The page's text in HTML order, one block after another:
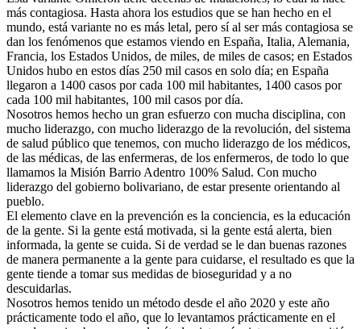
más contagiosa. Hasta ahora los estudios que se han hecho en el
mundo, está variante no es más letal, pero sí al ser más contagiosa se
dan los fenómenos que estamos viendo en España, Italia, Alemania,
Francia, los Estados Unidos, de miles, de miles de casos; en Estados
Unidos hubo en estos días 250 mil casos en solo día; en España
llegaron a 1400 casos por cada 100 mil habitantes, 1400 casos por
cada 100 mil habitantes, 100 mil casos por día.
Nosotros hemos hecho un gran esfuerzo con mucha disciplina, con
mucho liderazgo, con mucho liderazgo de la revolución, del sistema
de salud público que tenemos, con mucho liderazgo de los médicos,
de las médicas, de las enfermeras, de los enfermeros, de todo lo que
llamamos la Misión Barrio Adentro 100% Salud. Con mucho
liderazgo del gobierno bolivariano, de estar presente orientando al
pueblo.
El elemento clave en la prevención es la conciencia, es la educación
de la gente. Si la gente está motivada, si la gente está alerta, bien
informada, la gente se cuida. Si de verdad se le dan buenas razones
de manera permanente a la gente para cuidarse, el resultado es que la
gente tiende a tomar sus medidas de bioseguridad y a no
descuidarlas.
Nosotros hemos tenido un método desde el año 2020 y este año
prácticamente todo el año, que lo levantamos prácticamente en el